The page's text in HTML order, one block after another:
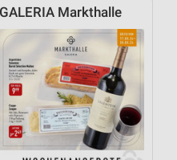
GALERIA Markthalle